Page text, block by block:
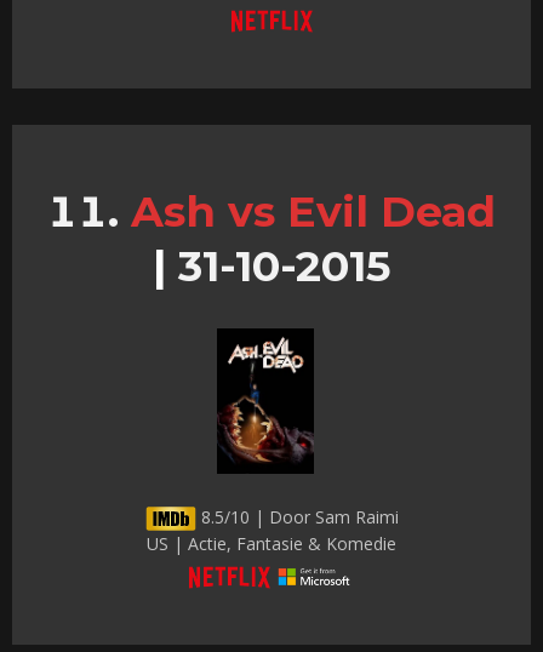
Ash vs Evil Dead
| 31-10-2015
8.5/10 | Door Sam Raimi
US | Actie, Fantasie & Komedie